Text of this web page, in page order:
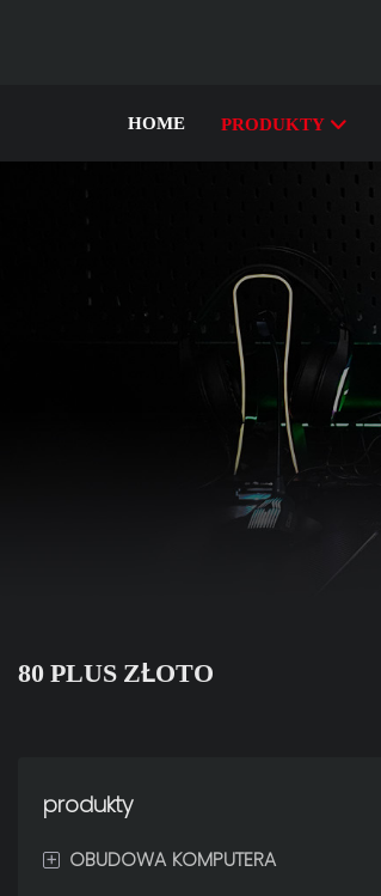
HOME PRODUKTY
80 PLUS ZŁOTO
produkty
+ OBUDOWA KOMPUTERA